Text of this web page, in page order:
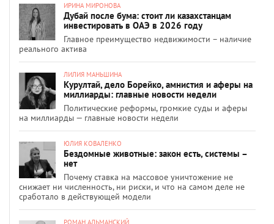
ИРИНА МИРОНОВА
Дубай после бума: стоит ли казахстанцам
инвестировать в ОАЭ в 2026 году
Главное преимущество недвижимости – наличие
реального актива
ЛИЛИЯ МАНЬШИНА
Курултай, дело Борейко, амнистия и аферы на
миллиарды: главные новости недели
Политические реформы, громкие суды и аферы
на миллиарды — главные новости недели
ЮЛИЯ КОВАЛЕНКО
Бездомные животные: закон есть, системы –
нет
Почему ставка на массовое уничтожение не
снижает ни численность, ни риски, и что на самом деле не
сработало в действующей модели
РОМАН АЛЬМАНСКИЙ